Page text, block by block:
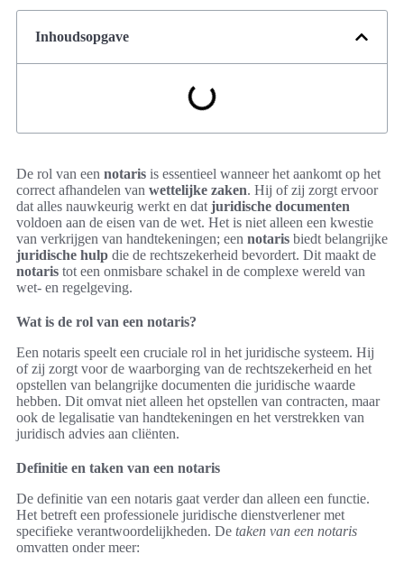
Inhoudsopgave
De rol van een notaris is essentieel wanneer het aankomt op het
correct afhandelen van wettelijke zaken. Hij of zij zorgt ervoor
dat alles nauwkeurig werkt en dat juridische documenten
voldoen aan de eisen van de wet. Het is niet alleen een kwestie
van verkrijgen van handtekeningen; een notaris biedt belangrijke
juridische hulp die de rechtszekerheid bevordert. Dit maakt de
notaris tot een onmisbare schakel in de complexe wereld van
wet- en regelgeving.
Wat is de rol van een notaris?
Een notaris speelt een cruciale rol in het juridische systeem. Hij
of zij zorgt voor de waarborging van de rechtszekerheid en het
opstellen van belangrijke documenten die juridische waarde
hebben. Dit omvat niet alleen het opstellen van contracten, maar
ook de legalisatie van handtekeningen en het verstrekken van
juridisch advies aan cliënten.
Definitie en taken van een notaris
De definitie van een notaris gaat verder dan alleen een functie.
Het betreft een professionele juridische dienstverlener met
specifieke verantwoordelijkheden. De taken van een notaris
omvatten onder meer: